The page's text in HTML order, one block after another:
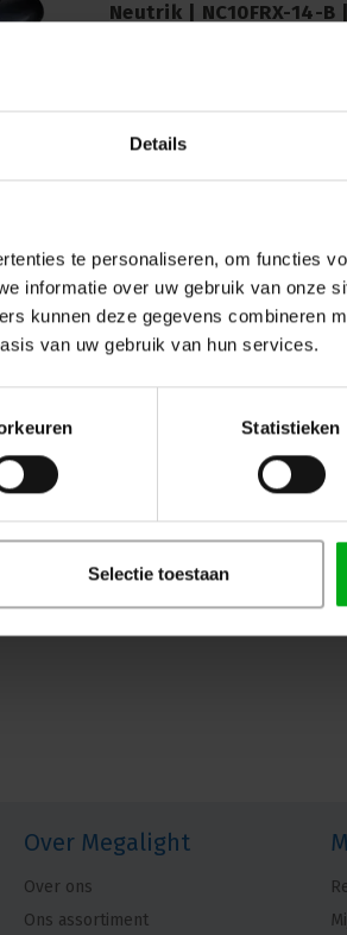
Details
te personaliseren, om functies
informatie over uw gebruik van onze
kunnen deze gegevens combineren
van uw gebruik van hun services.
Statistieken
Selectie toestaan
Neutrik | NC10FRX-14-
Verbeter uw
XLR kabeldeel. 10-pin bus
Over Megalight
Over ons
Ons assortiment